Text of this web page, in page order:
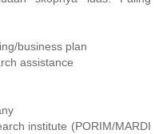
business plan
assistance
institute (PORIM/MARDI